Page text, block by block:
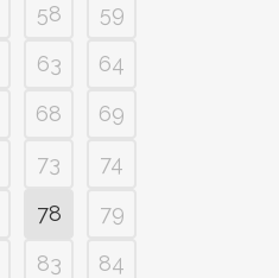
58
59
63
64
68
69
73
74
78
79
83
84